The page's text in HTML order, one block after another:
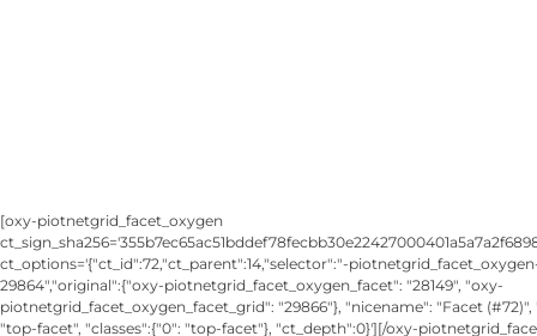
[oxy-piotnetgrid_facet_oxygen
ct_options='{"ct_id":72,"ct_parent":14,"selector":"-
29864","original":{"oxy-piotnetgrid_facet_oxygen_facet": "28149", "oxy-
piotnetgrid_facet_oxygen_facet_grid": "29866"}, "nicename": "Facet
"top-facet", "classes":{"0": "top-facet"}, "ct_depth":0}'][/oxy-